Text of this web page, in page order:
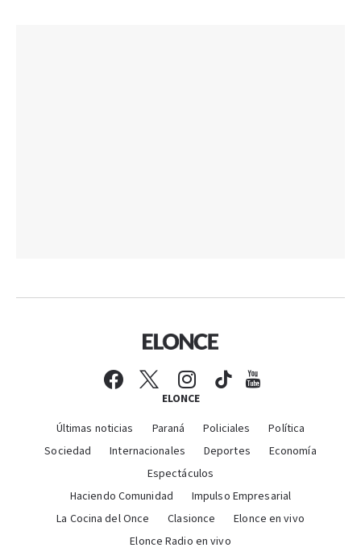
ELONCE
Últimas noticias Paraná Policiales
Política
Sociedad
Internacionales Deportes
Economía
Espectáculos
Haciendo Comunidad
Impulso Empresarial
La Cocina del Once
Clasionce
Elonce en vivo
Elonce Radio en vivo